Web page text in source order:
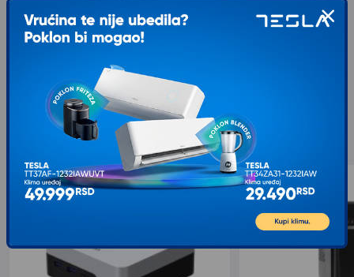
DELL U2424H IPS FHD 120Hz USB Type-C
sa 7% popusta
DELL P2425H IPS
Slični proizvodi